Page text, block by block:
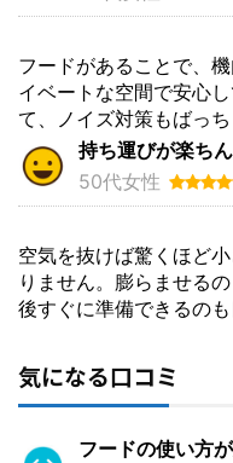
フードがあることで、
イベートな空間で安心
て、ノイズ対策もばっち
持ち運びが楽ちん
50代女性
空気を抜けば驚くほど
りません。膨らませる
後すぐに準備できるのも
気になる口コミ
フードの使い方